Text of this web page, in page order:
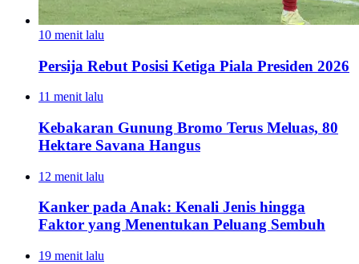
10 menit lalu
Persija Rebut Posisi Ketiga Piala Presiden 2026
11 menit lalu
Kebakaran Gunung Bromo Terus Meluas, 80
Hektare Savana Hangus
12 menit lalu
Kanker pada Anak: Kenali Jenis hingga
Faktor yang Menentukan Peluang Sembuh
19 menit lalu